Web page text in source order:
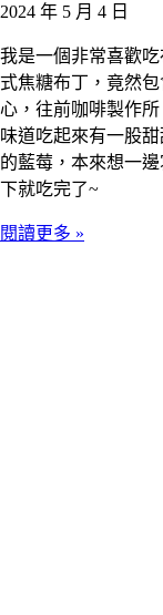
2024 年 5 月 4 日
我是一個非常喜歡
式焦糖布丁，竟然
心，往前咖啡製作所
味道吃起來有一股
的藍莓，本來想一
下就吃完了~
閱讀更多 »